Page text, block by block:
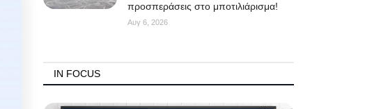
προσπεράσεις στο μποτιλιάρισμα!
Αυγ 6, 2026
IN FOCUS